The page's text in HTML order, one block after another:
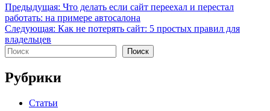
Навигация
по
записям
Предыдущая: Что делать если сайт переехал и перестал
работать: на примере автосалона
Следующая: Как не потерять сайт: 5 простых правил для
владельцев
Поиск
Поиск
Рубрики
Статьи